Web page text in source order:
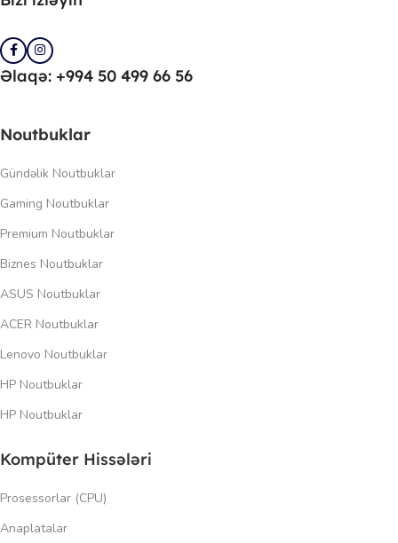
Əlaqə: +994 50 499 66 56
Noutbuklar
Gündəlik Noutbuklar
Gaming Noutbuklar
Premium Noutbuklar
Biznes Noutbuklar
ASUS Noutbuklar
ACER Noutbuklar
Lenovo Noutbuklar
HP Noutbuklar
HP Noutbuklar
Kompüter Hissələri
Prosessorlar (CPU)
Anaplatalar